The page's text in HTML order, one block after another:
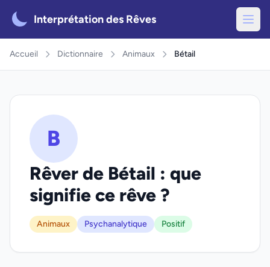
Interprétation des Rêves
Accueil Dictionnaire Animaux Bétail
B
Rêver de Bétail : que
signifie ce rêve ?
Animaux Psychanalytique Positif